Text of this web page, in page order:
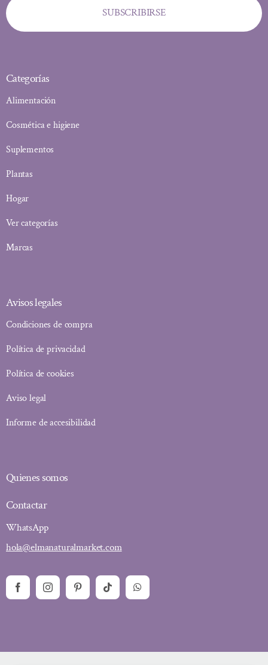
SUBSCRIBIRSE
Categorías
Alimentación
Cosmética e higiene
Suplementos
Plantas
Hogar
Ver categorías
Marcas
Avisos legales
Condiciones de compra
Política de privacidad
Política de cookies
Aviso legal
Informe de accesibilidad
Quienes somos
Contactar
WhatsApp
hola@elmanaturalmarket.com